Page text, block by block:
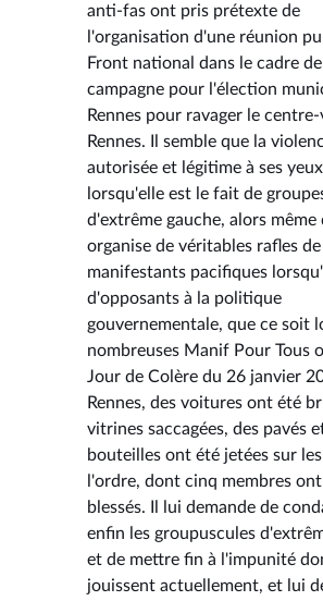
anti-fas ont pris prétexte de
l'organisation d'une réunion
Front national dans le cadre
campagne pour l'élection
Rennes pour ravager le
Rennes. Il semble que la
autorisée et légitime à ses yeux
lorsqu'elle est le fait de
d'extrême gauche, alors même
organise de véritables rafles de
manifestants pacifiques
d'opposants à la politique
gouvernementale, que ce soit
nombreuses Manif Pour Tous
Jour de Colère du 26 janvier
Rennes, des voitures ont été
vitrines saccagées, des pavés
bouteilles ont été jetées sur
l'ordre, dont cinq membres
blessés. Il lui demande de
enfin les groupuscules
et de mettre fin à l'impunité
jouissent actuellement, et lui